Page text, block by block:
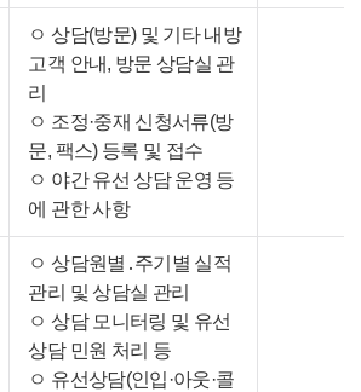
ㅇ 상담(방문) 및 기타 내방
고객 안내, 방문 상담실 관
리
ㅇ 조정·중재 신청서류(방
문, 팩스) 등록 및 접수
ㅇ 야간 유선 상담 운영 등
에 관한 사항
ㅇ 상담원별․주기별 실적
관리 및 상담실 관리
ㅇ 상담 모니터링 및 유선
상담 민원 처리 등
ㅇ 유선상담(인입·아웃·콜